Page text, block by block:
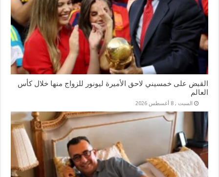
القبض على خمسيني لاحق الأميرة ليونور للزواج منها خلال كأس
العالم
السبت , 8 أغسطس 2026